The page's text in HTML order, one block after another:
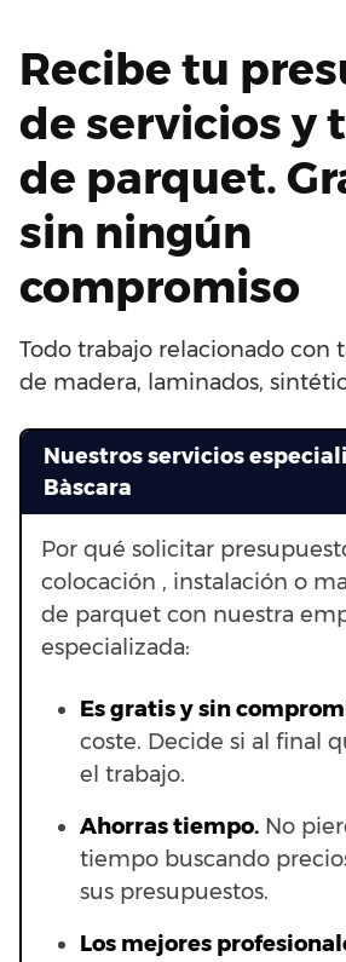
Recibe tu
de servicios y
de parquet.
sin ningún
compromiso
Todo trabajo relacionado con
de madera, laminados,
Nuestros servicios
Bàscara
Por qué solicitar
colocación , instalación o
de parquet con nuestra
especializada:
Es gratis y sin
coste. Decide si al final
el trabajo.
Ahorras tiempo. No
tiempo buscando
sus presupuestos.
Los mejores